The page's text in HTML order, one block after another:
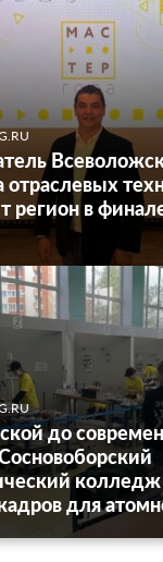
отраслевых
регион в
до
колледж
для